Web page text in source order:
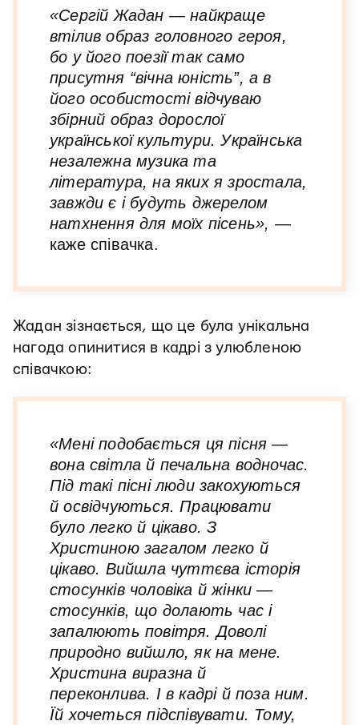
«Сергій Жадан — найкраще
втілив образ головного героя,
бо у його поезії так само
присутня “вічна юність”, а в
його особистості відчуваю
збірний образ дорослої
української культури. Українська
незалежна музика та
література, на яких я зростала,
завжди є і будуть джерелом
натхнення для моїх пісень», —
каже співачка.
Жадан зізнається, що це була унікальна
нагода опинитися в кадрі з улюбленою
співачкою:
«Мені подобається ця пісня —
вона світла й печальна водночас.
Під такі пісні люди закохуються
й освідчуються. Працювати
було легко й цікаво. З
Христиною загалом легко й
цікаво. Вийшла чуттєва історія
стосунків чоловіка й жінки —
стосунків, що долають час і
запалюють повітря. Доволі
природно вийшло, як на мене.
Христина виразна й
переконлива. І в кадрі й поза ним.
Їй хочеться підспівувати. Тому,